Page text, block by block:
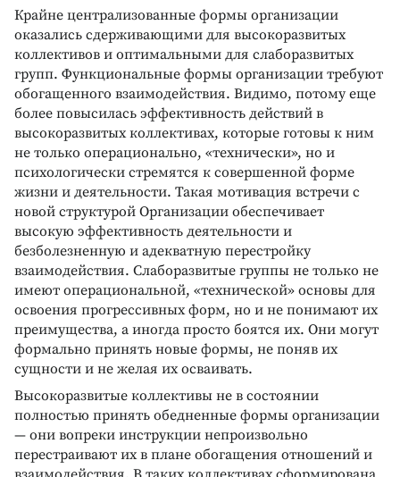
Крайне централизованные формы организации
оказались сдерживающими для высокоразвитых
коллективов и оптимальными для слаборазвитых
групп. Функциональные формы организации требуют
обогащенного взаимодействия. Видимо, потому еще
более повысилась эффективность действий в
высокоразвитых коллективах, которые готовы к ним
не только операционально, «технически», но и
психологически стремятся к совершенной форме
жизни и деятельности. Такая мотивация встречи с
новой структурой Организации обеспечивает
высокую эффективность деятельности и
безболезненную и адекватную перестройку
взаимодействия. Слаборазвитые группы не только не
имеют операциональной, «технической» основы для
освоения прогрессивных форм, но и не понимают их
преимущества, а иногда просто боятся их. Они могут
формально принять новые формы, не поняв их
сущности и не желая их осваивать.
Высокоразвитые коллективы не в состоянии
полностью принять обедненные формы организации
— они вопреки инструкции непроизвольно
перестраивают их в плане обогащения отношений и